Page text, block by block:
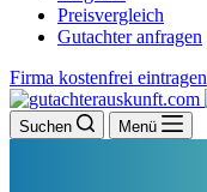
Preisvergleich
Gutachter anfragen
Firma kostenfrei eintragen
Suchen Menü